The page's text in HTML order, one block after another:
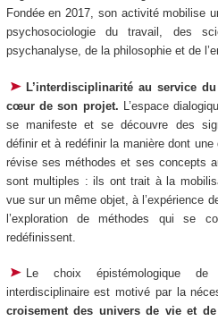
Fondée en 2017, son activité mobilise
psychosociologie du travail, des
psychanalyse, de la philosophie et de
L’interdisciplinarité au service
cœur de son projet.
L’espace
se manifeste et se découvre des
définir et à redéfinir la manière dont
révise ses méthodes et ses concepts
sont multiples : ils ont trait à la
vue sur un même objet, à l’expérience
l’exploration de méthodes qui se
redéfinissent.
Le choix épistémologique
interdisciplinaire est motivé par la
croisement des univers de vie et